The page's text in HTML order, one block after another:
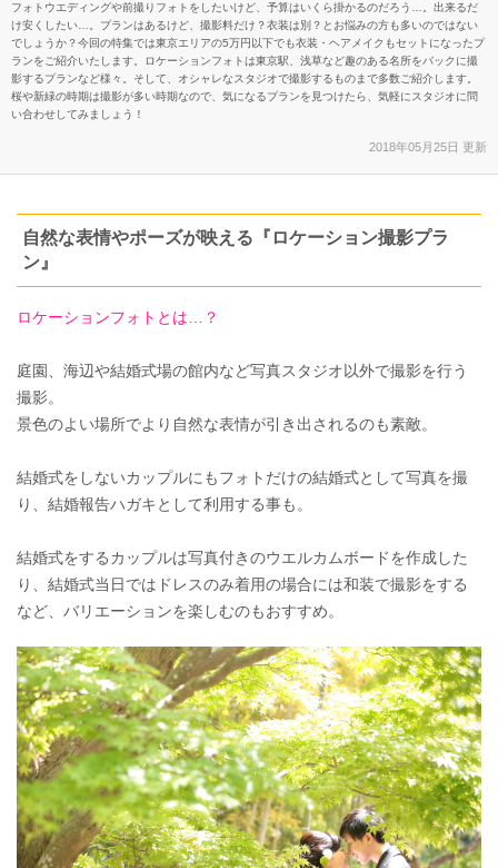
フォトウエディングや前撮りフォトをしたいけど、予算はいくら掛かるのだろう…。出来るだ
け安くしたい…。プランはあるけど、撮影料だけ？衣装は別？とお悩みの方も多いのではない
でしょうか？今回の特集では東京エリアの5万円以下でも衣装・ヘアメイクもセットになったプ
ランをご紹介いたします。ロケーションフォトは東京駅、浅草など趣のある名所をバックに撮
影するプランなど様々。そして、オシャレなスタジオで撮影するものまで多数ご紹介します。
桜や新緑の時期は撮影が多い時期なので、気になるプランを見つけたら、気軽にスタジオに問
い合わせしてみましょう！
2018年05月25日 更新
自然な表情やポーズが映える『ロケーション撮影プラ
ン』
ロケーションフォトとは…？
庭園、海辺や結婚式場の館内など写真スタジオ以外で撮影を行う
撮影。
景色のよい場所でより自然な表情が引き出されるのも素敵。
結婚式をしないカップルにもフォトだけの結婚式として写真を撮
り、結婚報告ハガキとして利用する事も。
結婚式をするカップルは写真付きのウエルカムボードを作成した
り、結婚式当日ではドレスのみ着用の場合には和装で撮影をする
など、バリエーションを楽しむのもおすすめ。